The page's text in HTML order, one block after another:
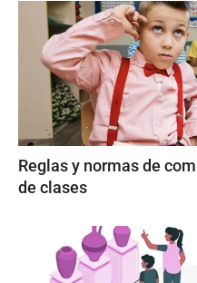
Reglas y normas de
de clases